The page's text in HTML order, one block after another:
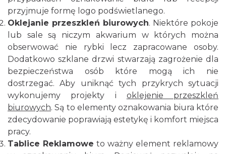
przyjmuje formę logo podświetlanego.
Oklejanie przeszkleń biurowych. Niektóre pokoje
lub sale są niczym akwarium w których można
obserwować nie rybki lecz zapracowane osoby.
Dodatkowo szklane drzwi stwarzają zagrożenie dla
bezpieczeństwa osób które mogą ich nie
dostrzegać. Aby uniknąć tych przykrych sytuacji
wykonujemy projekty i oklejenie przeszkleń
biurowych. Są to elementy oznakowania biura które
zdecydowanie poprawiają estetykę i komfort miejsca
pracy.
Tablice Reklamowe to ważny element reklamowy